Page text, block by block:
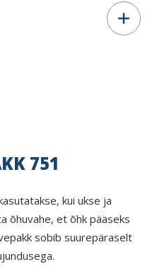
751
kui ukse ja
õhuvahe, et õhk pääseks
sobib suurepäraselt